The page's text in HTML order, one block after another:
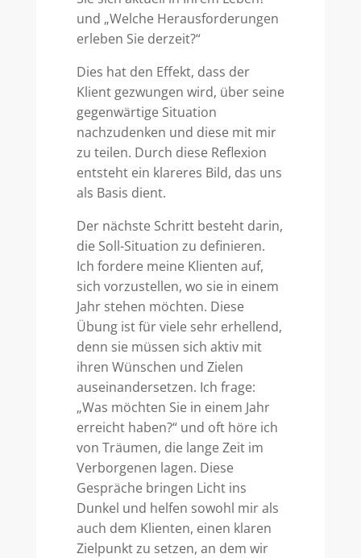
und „Welche Herausforderungen
erleben Sie derzeit?“
Dies hat den Effekt, dass der
Klient gezwungen wird, über seine
gegenwärtige Situation
nachzudenken und diese mit mir
zu teilen. Durch diese Reflexion
entsteht ein klareres Bild, das uns
als Basis dient.
Der nächste Schritt besteht darin,
die Soll-Situation zu definieren.
Ich fordere meine Klienten auf,
sich vorzustellen, wo sie in einem
Jahr stehen möchten. Diese
Übung ist für viele sehr erhellend,
denn sie müssen sich aktiv mit
ihren Wünschen und Zielen
auseinandersetzen. Ich frage:
„Was möchten Sie in einem Jahr
erreicht haben?“ und oft höre ich
von Träumen, die lange Zeit im
Verborgenen lagen. Diese
Gespräche bringen Licht ins
Dunkel und helfen sowohl mir als
auch dem Klienten, einen klaren
Zielpunkt zu setzen, an dem wir